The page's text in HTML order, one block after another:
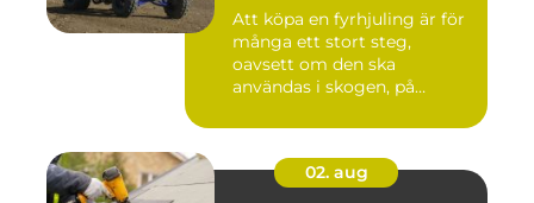
Att köpa en fyrhjuling är för
många ett stort steg,
oavsett om den ska
användas i skogen, på
02. aug